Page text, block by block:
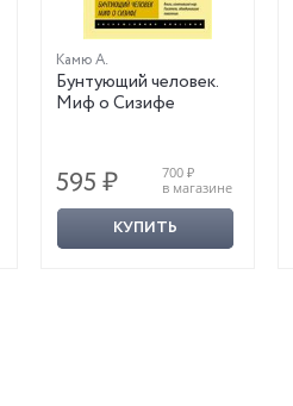
Камю А.
Бунтующий человек.
Миф о Сизифе
595 ₽
700 ₽
в магазине
КУПИТЬ